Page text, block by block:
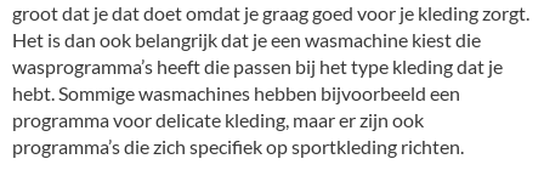
groot dat je dat doet omdat je graag goed voor je kleding zorgt.
Het is dan ook belangrijk dat je een wasmachine kiest die
wasprogramma’s heeft die passen bij het type kleding dat je
hebt. Sommige wasmachines hebben bijvoorbeeld een
programma voor delicate kleding, maar er zijn ook
programma’s die zich specifiek op sportkleding richten.